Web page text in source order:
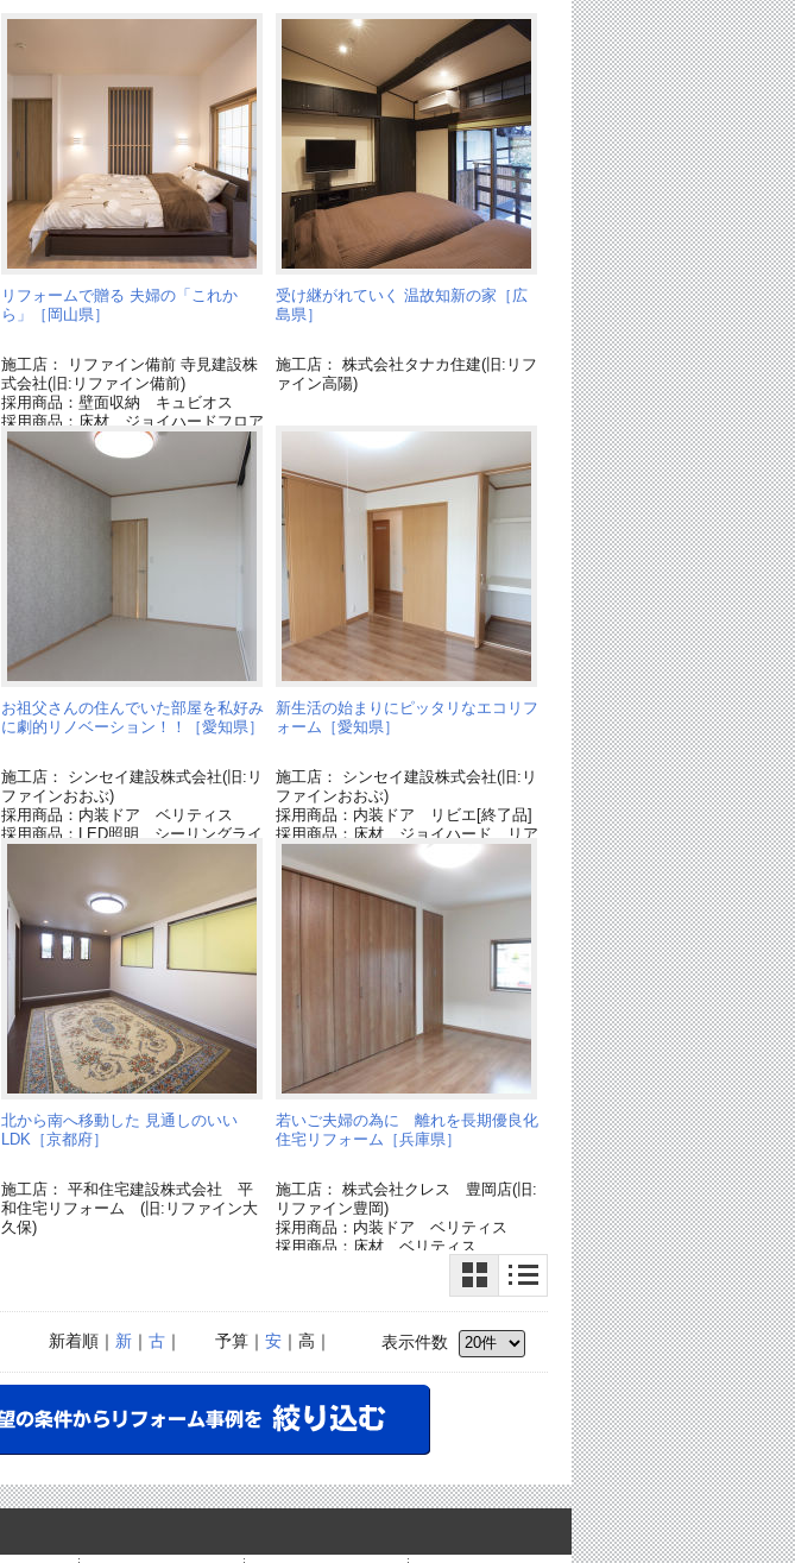
リフォームで贈る 夫婦の「これか
ら」［岡山県］
施工店： リファイン備前 寺見建設株
式会社(旧:リファイン備前)
採用商品：壁面収納 キュビオス
採用商品：床材 ジョイハードフロア
ー[終了品]
受け継がれていく 温故知新の家［広
島県］
施工店： 株式会社タナカ住建(旧:リフ
ァイン高陽)
お祖父さんの住んでいた部屋を私好み
に劇的リノベーション！！［愛知県］
施工店： シンセイ建設株式会社(旧:リ
ファインおおぶ)
採用商品：内装ドア ベリティス
採用商品：LED照明 シーリングライ
新生活の始まりにピッタリなエコリフ
ォーム［愛知県］
施工店： シンセイ建設株式会社(旧:リ
ファインおおぶ)
採用商品：内装ドア リビエ[終了品]
採用商品：床材 ジョイハード リア
北から南へ移動した 見通しのいい
LDK［京都府］
施工店： 平和住宅建設株式会社 平
和住宅リフォーム (旧:リファイン大
久保)
若いご夫婦の為に 離れを長期優良化
住宅リフォーム［兵庫県］
施工店： 株式会社クレス 豊岡店(旧:
リファイン豊岡)
採用商品：内装ドア ベリティス
採用商品：床材 ベリティス
表示件数
予算｜ 安｜高｜
新着順｜ 新｜ 古｜